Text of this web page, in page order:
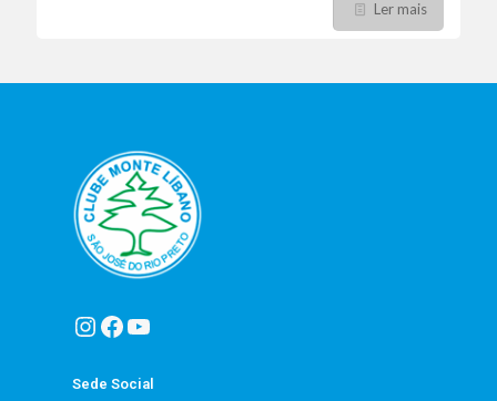
Ler mais
Instagram
Facebook
Youtube
Sede Social